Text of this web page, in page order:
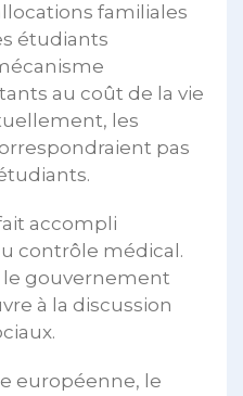
familiales
étudiants
au coût de la vie
les
pas
accompli
contrôle médical.
le gouvernement
à la discussion
européenne, le